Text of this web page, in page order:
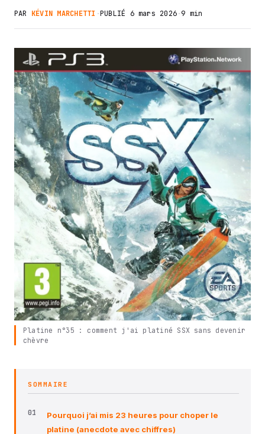
PAR KÉVIN MARCHETTI ·PUBLIÉ 6 mars 2026·9 min
Platine n°35 : comment j'ai platiné SSX sans devenir
chèvre
SOMMAIRE
Pourquoi j’ai mis 23 heures pour choper le
platine (anecdote avec chiffres)